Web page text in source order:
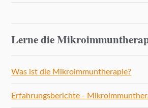
Lerne die
Was ist die Mikroimmuntherapie?
Erfahrungsberichte -